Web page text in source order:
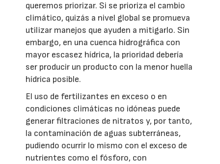
queremos priorizar. Si se prioriza el cambio
climático, quizás a nivel global se promueva
utilizar manejos que ayuden a mitigarlo. Sin
embargo, en una cuenca hidrográfica con
mayor escasez hídrica, la prioridad debería
ser producir un producto con la menor huella
hídrica posible.
El uso de fertilizantes en exceso o en
condiciones climáticas no idóneas puede
generar filtraciones de nitratos y, por tanto,
la contaminación de aguas subterráneas,
pudiendo ocurrir lo mismo con el exceso de
nutrientes como el fósforo, con